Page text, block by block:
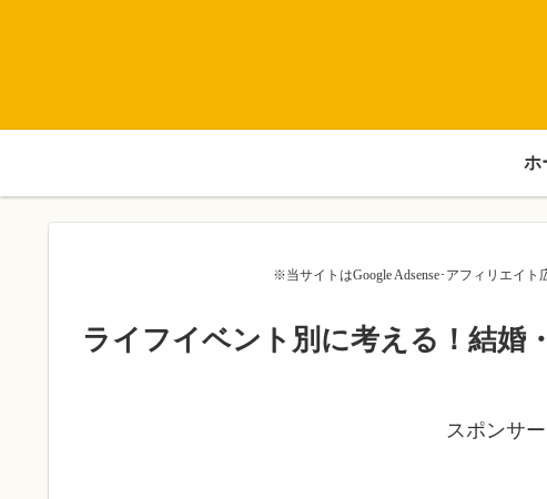
ホ
※当サイトはGoogle Adsense･アフィリエイト
ライフイベント別に考える！結婚
スポンサ